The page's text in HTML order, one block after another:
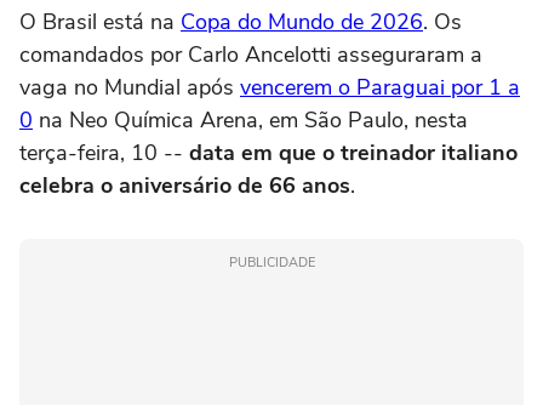
O Brasil está na Copa do Mundo de 2026. Os
comandados por Carlo Ancelotti asseguraram a
vaga no Mundial após vencerem o Paraguai por 1 a
0 na Neo Química Arena, em São Paulo, nesta
terça-feira, 10 -- data em que o treinador italiano
celebra o aniversário de 66 anos.
PUBLICIDADE